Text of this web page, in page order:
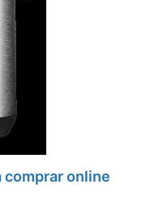
comprar online